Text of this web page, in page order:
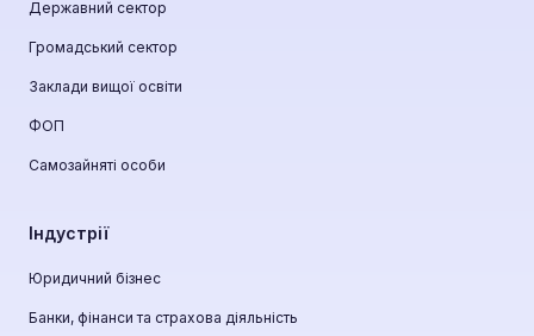
Державний сектор
Громадський сектор
Заклади вищої освіти
ФОП
Самозайняті особи
Індустрії
Юридичний бізнес
Банки, фінанси та страхова діяльність